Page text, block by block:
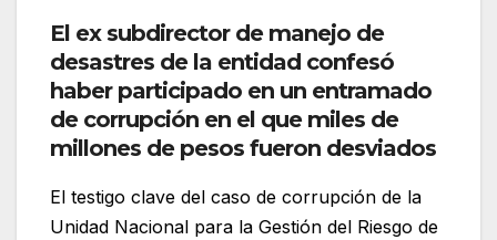
El ex subdirector de manejo de
desastres de la entidad confesó
haber participado en un entramado
de corrupción en el que miles de
millones de pesos fueron desviados
El testigo clave del caso de corrupción de la
Unidad Nacional para la Gestión del Riesgo de